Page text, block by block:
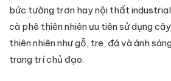
bức tường trơn hay nội thất
cà phê thiên nhiên ưu tiên sử dụng
thiên nhiên như gỗ, tre, đá và ánh
trang trí chủ đạo.